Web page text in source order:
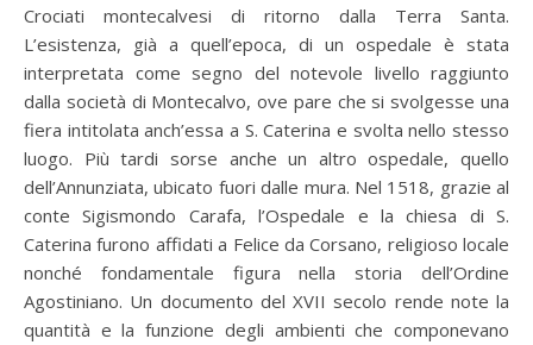
Crociati montecalvesi di ritorno dalla Terra Santa.
L’esistenza, già a quell’epoca, di un ospedale è stata
interpretata come segno del notevole livello raggiunto
dalla società di Montecalvo, ove pare che si svolgesse una
fiera intitolata anch’essa a S. Caterina e svolta nello stesso
luogo. Più tardi sorse anche un altro ospedale, quello
dell’Annunziata, ubicato fuori dalle mura. Nel 1518, grazie al
conte Sigismondo Carafa, l’Ospedale e la chiesa di S.
Caterina furono affidati a Felice da Corsano, religioso locale
nonché fondamentale figura nella storia dell’Ordine
Agostiniano. Un documento del XVII secolo rende note la
quantità e la funzione degli ambienti che componevano